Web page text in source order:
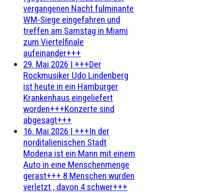
vergangenen Nacht fulminante
WM-Siege eingefahren und
treffen am Samstag in Miami
zum Viertelfinale
aufeinander+++
29. Mai 2026 | +++Der
Rockmusiker Udo Lindenberg
ist heute in ein Hamburger
Krankenhaus eingeliefert
worden+++Konzerte sind
abgesagt+++
16. Mai 2026 | +++In der
norditalienischen Stadt
Modena ist ein Mann mit einem
Auto in eine Menschenmenge
gerast+++ 8 Menschen wurden
verletzt , davon 4 schwer+++